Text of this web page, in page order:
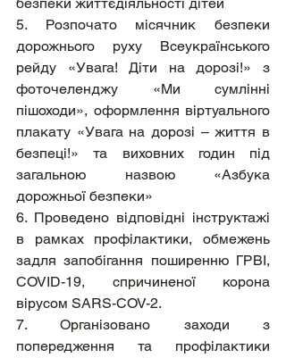
5. Розпочато місячник безпеки
дорожнього руху Всеукраїнського
рейду «Увага! Діти на дорозі!» з
фоточеленджу «Ми сумлінні
пішоходи», оформлення віртуального
плакату «Увага на дорозі – життя в
безпеці!» та виховних годин під
загальною назвою «Азбука
дорожньої безпеки»
6. Проведено відповідні інструктажі
в рамках профілактики, обмежень
задля запобігання поширенню ГРВІ,
COVID-19, спричиненої корона
вірусом SARS-COV-2.
7. Організовано заходи з
попередження та профілактики